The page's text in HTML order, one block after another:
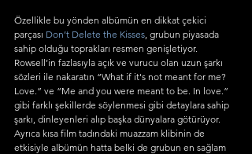
Özellikle bu yönden albümün en dikkat çekici
parçası Don’t Delete the Kisses , grubun piyasada
sahip olduğu toprakları resmen genişletiyor.
Rowsell’in fazlasıyla açık ve vurucu olan uzun şarkı
sözleri ile nakaratın “What if it's not meant for me?
Love.” ve “Me and you were meant to be. In love.”
gibi farklı şekillerde söylenmesi gibi detaylara sahip
şarkı, dinleyenleri alıp başka dünyalara götürüyor.
Ayrıca kısa film tadındaki muazzam klibinin de
etkisiyle albümün hatta belki de grubun en sağlam